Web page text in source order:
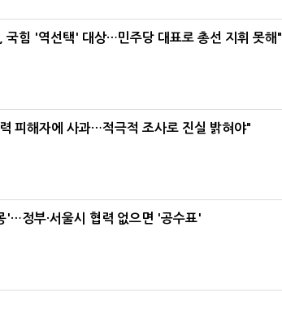
국힘 '역선택' 대상…민주당 대표로 총선 지휘 못해"
피해자에 사과…적극적 조사로 진실 밝혀야"
'…정부·서울시 협력 없으면 '공수표'